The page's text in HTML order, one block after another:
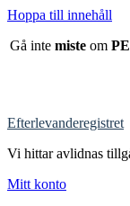
Hoppa till innehåll
Gå inte miste om
Efterlevanderegistret
Vi hittar avlidnas
Mitt konto